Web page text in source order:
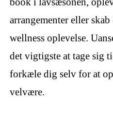
arrangementer eller
wellness oplevelse.
det vigtigste at tage sig
forkæle dig selv for at
velvære.